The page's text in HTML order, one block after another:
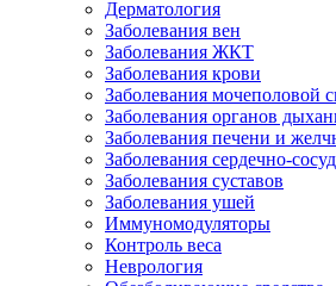
Дерматология
Заболевания вен
Заболевания ЖКТ
Заболевания крови
Заболевания мочеполовой
Заболевания органов
Заболевания печени и
Заболевания сердечно-
Заболевания суставов
Заболевания ушей
Иммуномодуляторы
Контроль веса
Неврология